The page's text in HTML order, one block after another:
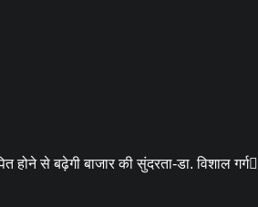
होने से बढ़ेगी बाजार की सुंदरता-डा. विशाल गर्ग